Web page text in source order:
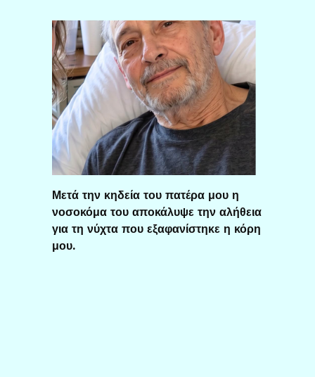
Μετά την κηδεία του πατέρα μου η
νοσοκόμα του αποκάλυψε την αλήθεια
για τη νύχτα που εξαφανίστηκε η κόρη
μου.